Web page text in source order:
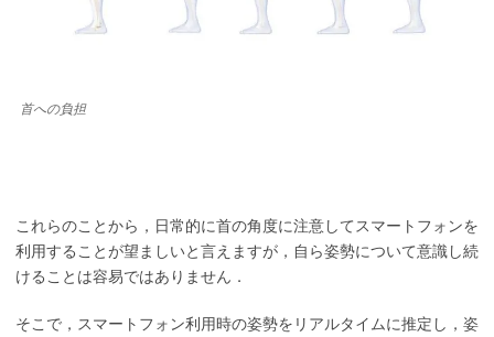
首への負担
これらのことから，日常的に首の角度に注意してスマートフォンを
利用することが望ましいと言えますが，自ら姿勢について意識し続
けることは容易ではありません．
そこで，スマートフォン利用時の姿勢をリアルタイムに推定し，姿